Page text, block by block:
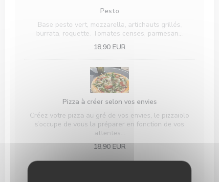
Pesto
Base pesto vert, mozzarella, artichauts grillés,
burrata, roquette. Tomates cerises, parmesan…
18,90 EUR
Pizza à créer selon vos envies
Créez votre pizza au gré de vos envies, le pizzaiolo
s’occupe de vous la préparer en fonction de vos
attentes…
18,90 EUR